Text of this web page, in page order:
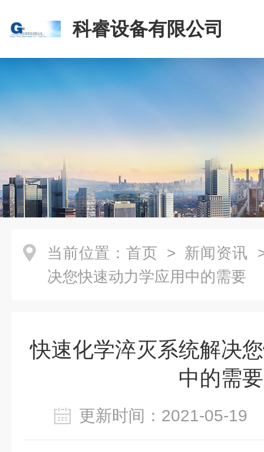
科睿设备有限公司
当前位置： 首页 > 新闻资讯
决您快速动力学应用中的需要
快速化学淬灭系统解决
中的需要
更新时间：2021-05-